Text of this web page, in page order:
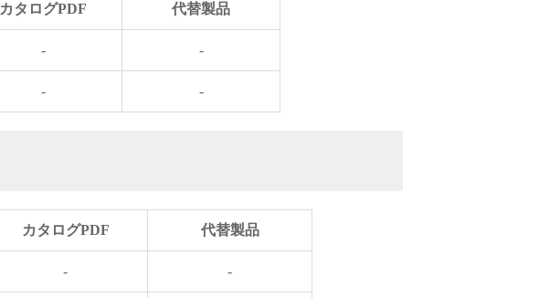
カタログPDF 代替製品
- -
- -
カタログPDF 代替製品
- -